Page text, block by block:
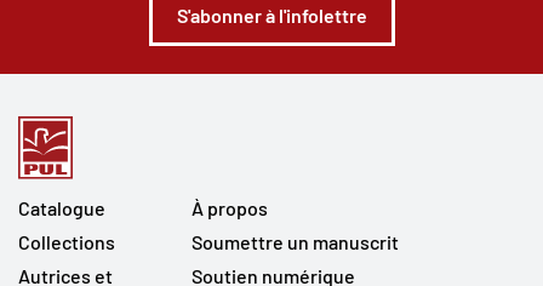
S'abonner à l'infolettre
Catalogue
Collections
Autrices et
À propos
Soumettre un manuscrit
Soutien numérique